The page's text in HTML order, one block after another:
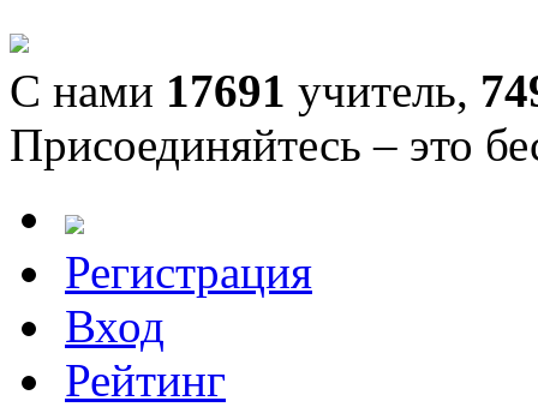
С нами 17691 учитель,
Присоединяйтесь – это
Регистрация
Вход
Рейтинг